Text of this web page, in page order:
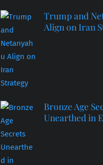
Trump and
Align on Iran
Bronze Age
Unearthed in